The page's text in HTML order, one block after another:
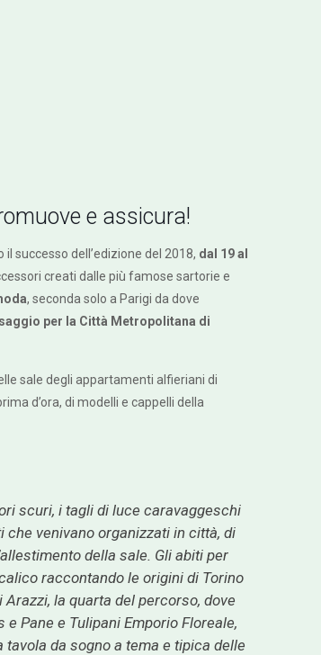
e assicura!
successo dell’edizione del 2018, dal 19 al
creati dalle più famose sartorie e
, seconda solo a Parigi da dove
per la Città Metropolitana di
sale degli appartamenti alfieriani di
d’ora, di modelli e cappelli della
scuri, i tagli di luce caravaggeschi
venivano organizzati in città, di
della sale. Gli abiti per
raccontando le origini di Torino
la quarta del percorso, dove
Pane e Tulipani Emporio Floreale,
da sogno a tema e tipica delle